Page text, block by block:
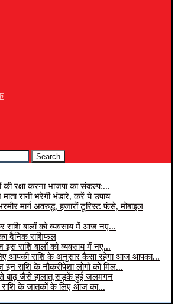
Search
की रक्षा करना भाजपा का संकल्प:...
रानी भरेगी भंडारे, करें ये उपाय
मार्ग अवरुद्ध, हजारों टूरिस्ट फंसे, मोबाइल
बालों को व्यवसाय में आज नए...
दैनिक राशिफल
राशि बालों को व्यवसाय में नए...
आपकी राशि के अनुसार कैसा रहेगा आज आपका...
राशि के नौकरीपेशा लोगों को मिल...
से बाढ़ जैसे हालात,सड़कें हुई जलमगन
के जातकों के लिए आज का...